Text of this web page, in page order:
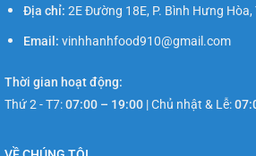
Địa chỉ: 2E Đường 18E, P. Bình Hưng Hòa,
Email: vinhhanhfood910@gmail.com
Thời gian hoạt động:
Thứ 2 - T7:07:00 – 19:00 |Chủ nhật & Lễ: